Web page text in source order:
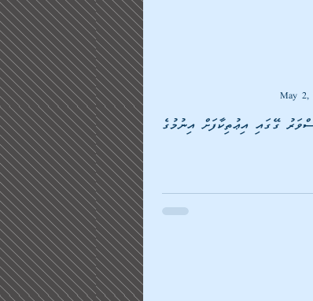
19 ގެ ދުވަސްވަރު ގޭގައި އިޢުތިކާފަށް އިނުމުގެ
May 2,